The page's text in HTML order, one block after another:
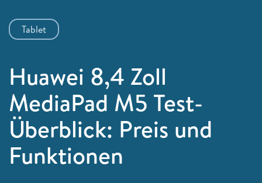
Tablet
Huawei 8,4 Zoll
MediaPad M5 Test-
Überblick: Preis und
Funktionen